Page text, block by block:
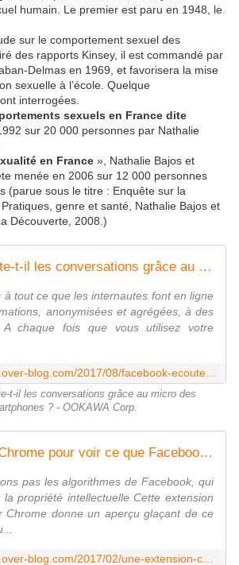
humain. Le premier est paru en 1948, le
sur le comportement sexuel des
des rapports Kinsey, il est commandé par
Delmas en 1969, et favorisera la mise
sexuelle à l’école. Quelque
interrogées.
sexuels en France dite
sur 20 000 personnes par Nathalie
en France », Nathalie Bajos et
menée en 2006 sur 12 000 personnes
(parue sous le titre : Enquête sur la
genre et santé, Nathalie Bajos et
Découverte, 2008.)
Facebook écoute-t-il les conversations grâce au micro des smartphones ? - OOKAWA Corp.
à tout ce que les internautes font en ligne
anonymisées et agrégées, à des
A chaque fois que vous utilisez votre
t-il les conversations grâce au micro des
? - OOKAWA Corp.
Une extension Chrome pour voir ce que Facebook sait (et devine) de vous - OOKAWA Corp.
pas les algorithmes de Facebook, qui
propriété intellectuelle Cette extension
Chrome donne un aperçu glaçant de ce